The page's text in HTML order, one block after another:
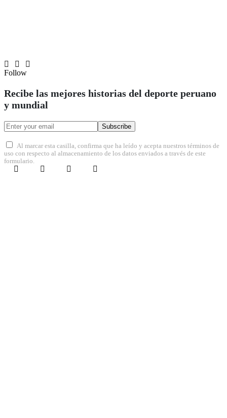
Follow
Recibe las mejores historias del deporte peruano
y mundial
Subscribe
Al marcar esta casilla, confirma que ha leído y acepta nuestros términos de
uso con respecto al almacenamiento de los datos enviados a través de este
formulario.